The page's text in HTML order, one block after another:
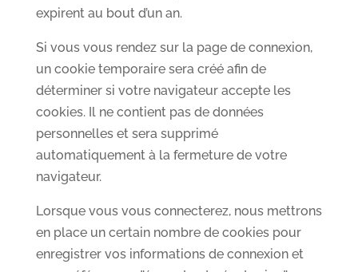
expirent au bout d’un an.
Si vous vous rendez sur la page de connexion,
un cookie temporaire sera créé afin de
déterminer si votre navigateur accepte les
cookies. Il ne contient pas de données
personnelles et sera supprimé
automatiquement à la fermeture de votre
navigateur.
Lorsque vous vous connecterez, nous mettrons
en place un certain nombre de cookies pour
enregistrer vos informations de connexion et